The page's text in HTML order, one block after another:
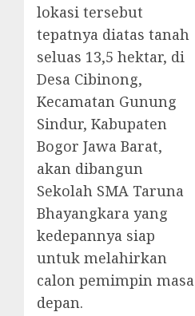
lokasi tersebut
tepatnya diatas tanah
seluas 13,5 hektar, di
Desa Cibinong,
Kecamatan Gunung
Sindur, Kabupaten
Bogor Jawa Barat,
akan dibangun
Sekolah SMA Taruna
Bhayangkara yang
kedepannya siap
untuk melahirkan
calon pemimpin masa
depan.